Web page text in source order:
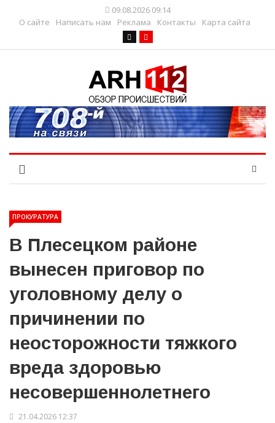
09.08.2026 09:14
О сайте
Написать нам Реклама Контакты Карта сайта
ПРОКУРАТУРА
В Плесецком районе
вынесен приговор по
уголовному делу о
причинении по
неосторожности тяжкого
вреда здоровью
несовершеннолетнего
21.04.2026 12:37